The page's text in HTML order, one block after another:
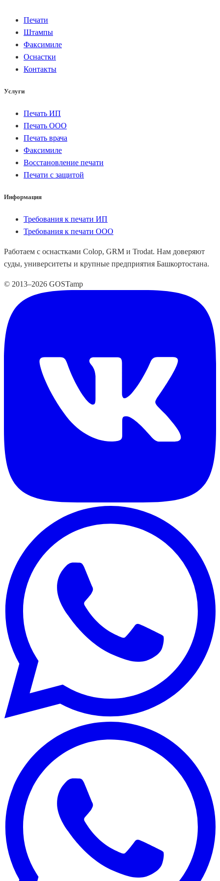
Печати
Штампы
Факсимиле
Оснастки
Контакты
Услуги
Печать ИП
Печать ООО
Печать врача
Факсимиле
Восстановление печати
Печати с защитой
Информация
Требования к печати ИП
Требования к печати ООО
Работаем с оснастками Colop, GRM и Trodat. Нам доверяют
суды, университеты и крупные предприятия Башкортостана.
© 2013–2026 GOSTamp